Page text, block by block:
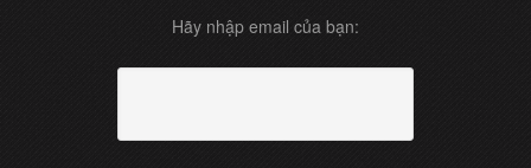
Hãy nhập email của bạn: